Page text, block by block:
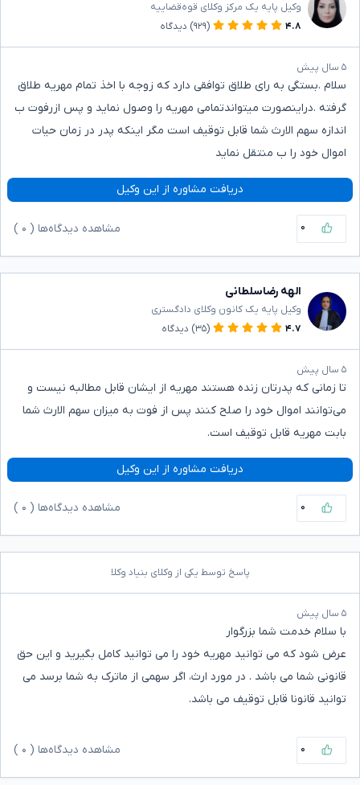
وکیل پایه یک مرکز وکلای قوه‌قضاییه
۴.۸
(۹۲۹) دیدگاه
۵ سال پیش
سلام .بستگی به رای طلاق توافقی دارد که زوجه با اخذ تمام مهریه طلاق
گرفته .دراینصورت میتواندتمامی مهریه را وصول نماید و پس ازرفوت ب
اندازه سهم الارث شما قابل توقیف است مگر اینکه پدر در زمان حیات
اموال خود را ب منتقل نماید
دریافت مشاوره از این وکیل
۰ مشاهده دیدگاه‌ها ( ۰
الهه رضاسلطانی
وکیل پایه یک کانون وکلای دادگستری
۴.۷
(۳۵) دیدگاه
۵ سال پیش
تا زمانی که پدرتان زنده هستند مهریه از ایشان قابل مطالبه نیست و
می‌توانند اموال خود را صلح کنند پس از فوت به میزان سهم الارث شما
بابت مهریه قابل توقیف است.
دریافت مشاوره از این وکیل
۰ مشاهده دیدگاه‌ها ( ۰
پاسخ توسط یکی از وکلای بنیاد وکلا
۵ سال پیش
با سلام خدمت شما بزرگوار
عرض شود که می توانید مهریه خود را می توانید کامل بگیرید و این حق
قانونی شما می باشد . در مورد ارث، اگر سهمی از ماترک به شما برسد می
توانید قانونا قابل توقیف می باشد.
۰ مشاهده دیدگاه‌ها ( ۰